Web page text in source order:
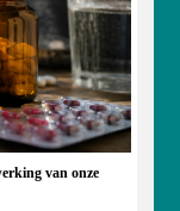
van onze